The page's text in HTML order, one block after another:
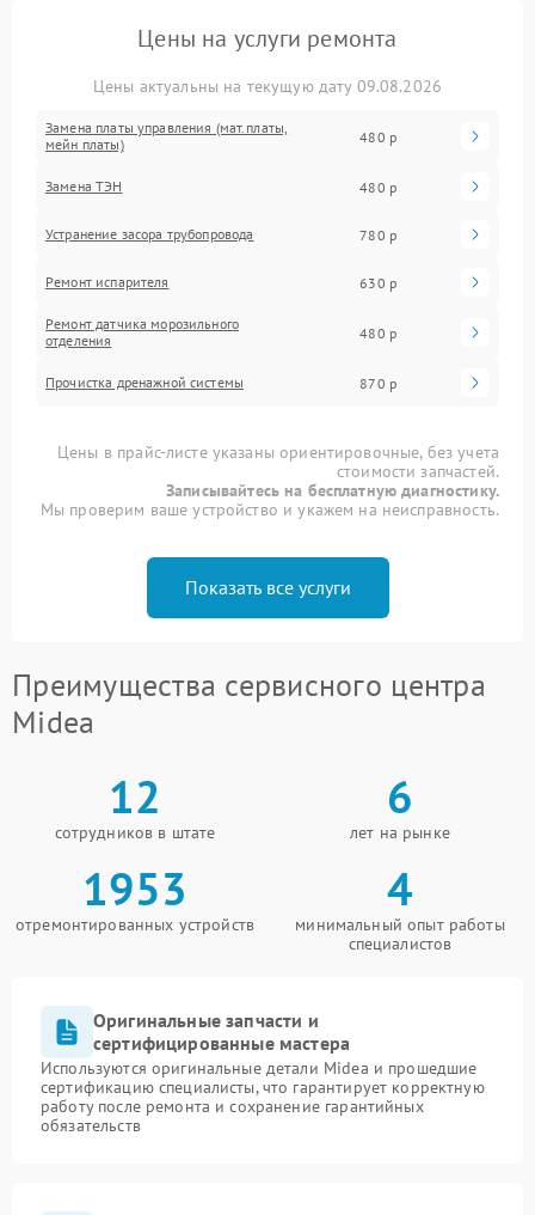
Цены на услуги ремонта
Цены актуальны на текущую дату 09.08.2026
Замена платы управления (мат.платы,
мейн платы)
480 р
Замена ТЭН 480 р
Устранение засора трубопровода 780 р
Ремонт испарителя 630 р
Ремонт датчика морозильного
отделения
480 р
Прочистка дренажной системы 870 р
Цены в прайс-листе указаны ориентировочные, без учета
стоимости запчастей.
Записывайтесь на бесплатную диагностику.
Мы проверим ваше устройство и укажем на неисправность.
Показать все услуги
Преимущества сервисного центра
Midea
12
сотрудников в штате
6
лет на рынке
1953
отремонтированных устройств
4
минимальный опыт работы
специалистов
Оригинальные запчасти и
сертифицированные мастера
Используются оригинальные детали Midea и прошедшие
сертификацию специалисты, что гарантирует корректную
работу после ремонта и сохранение гарантийных
обязательств